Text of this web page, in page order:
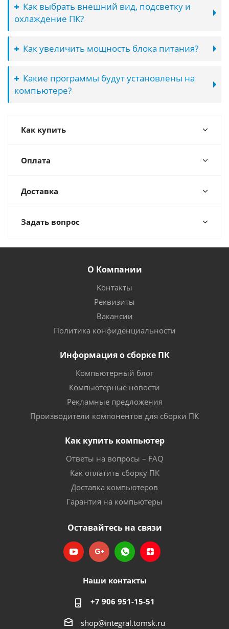
Как выбрать внешний вид, подсветку и
охлаждение ПК?
Как увеличить мощность блока питания?
Какие программы будут установлены на
компьютере?
Как купить
Оплата
Доставка
Задать вопрос
О Компании
Контакты
Реквизиты
Вакансии
Политика конфиденциальности
Информация о сборке ПК
Компьютерный блог
Компьютерные новости
Рекламные предложения
Производители компонентов для сборки ПК
Как купить компьютер
Ответы на вопросы – FAQ
Как оплатить сборку ПК
Доставка компьютеров
Гарантия на компьютеры
Оставайтесь на связи
Наши контакты
+7 906 951-15-51
shop@integral.tomsk.ru